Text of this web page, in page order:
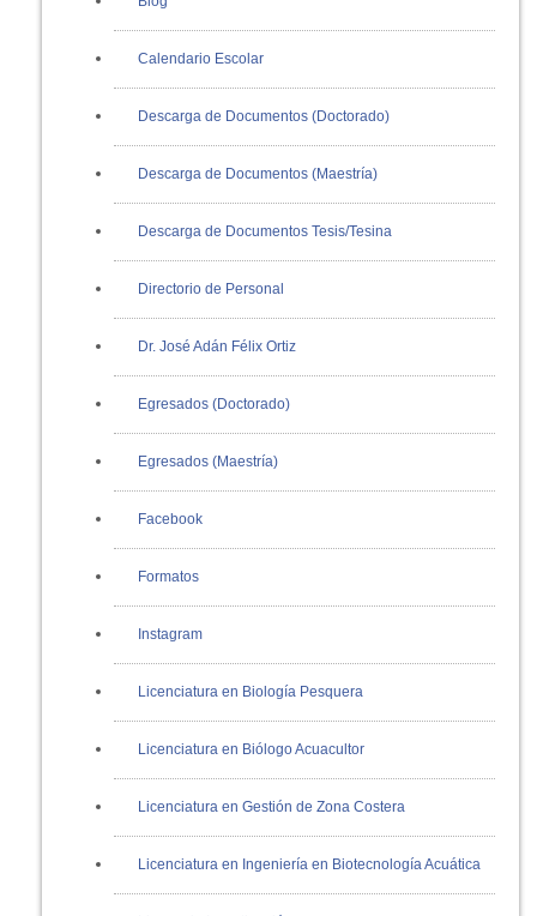
Calendario Escolar
Descarga de Documentos (Doctorado)
Descarga de Documentos (Maestría)
Descarga de Documentos Tesis/Tesina
Directorio de Personal
Dr. José Adán Félix Ortiz
Egresados (Doctorado)
Egresados (Maestría)
Facebook
Formatos
Instagram
Licenciatura en Biología Pesquera
Licenciatura en Biólogo Acuacultor
Licenciatura en Gestión de Zona Costera
Licenciatura en Ingeniería en Biotecnología Acuática